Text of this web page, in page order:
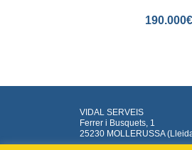
190.000€
VIDAL SERVEIS
Ferrer i Busquets, 1
25230 MOLLERUSSA